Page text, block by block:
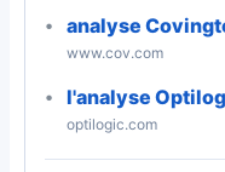
analyse
www.cov.com
l'analyse
optilogic.com